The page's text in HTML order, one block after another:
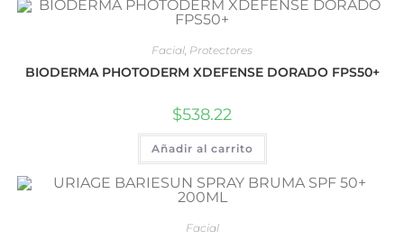
Facial, Protectores
BIODERMA PHOTODERM XDEFENSE DORADO FPS50+
$538.22
Añadir al carrito
Facial